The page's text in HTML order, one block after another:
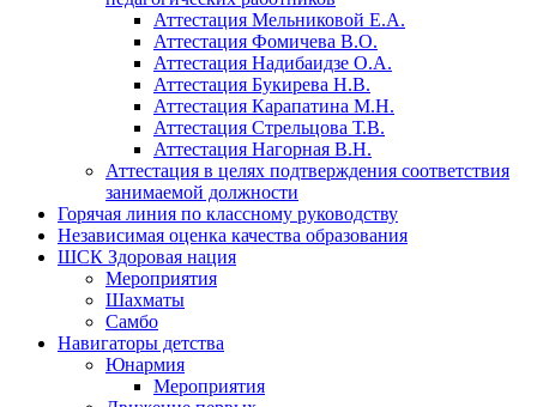
Аттестация Мельниковой Е.А.
Аттестация Фомичева В.О.
Аттестация Надибаидзе О.А.
Аттестация Букирева Н.В.
Аттестация Карапатина М.Н.
Аттестация Стрельцова Т.В.
Аттестация Нагорная В.Н.
Аттестация в целях подтверждения соответствия
занимаемой должности
Горячая линия по классному руководству
Независимая оценка качества образования
ШСК Здоровая нация
Мероприятия
Шахматы
Самбо
Навигаторы детства
Юнармия
Мероприятия